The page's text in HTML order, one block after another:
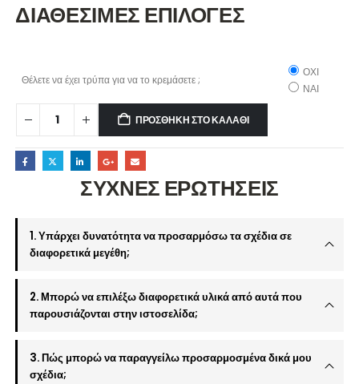
ΔΙΑΘΕΣΙΜΕΣ ΕΠΙΛΟΓΕΣ
Θέλετε να έχει τρύπα για να το κρεμάσετε ;
ΟΧΙ
ΝΑΙ
ΠΡΟΣΘΉΚΗ ΣΤΟ ΚΑΛΆΘΙ
ΣΥΧΝΕΣ ΕΡΩΤΗΣΕΙΣ
1. Υπάρχει δυνατότητα να προσαρμόσω τα σχέδια σε
διαφορετικά μεγέθη;
2. Μπορώ να επιλέξω διαφορετικά υλικά από αυτά που
παρουσιάζονται στην ιστοσελίδα;
3. Πώς μπορώ να παραγγείλω προσαρμοσμένα δικά μου
σχέδια;